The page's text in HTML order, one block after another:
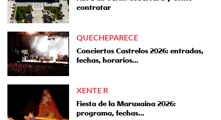
contratar
QUECHEPARECE
Conciertos Castrelos 2026: entradas,
fechas, horarios…
XENTE R
Fiesta de la Maruxaina 2026:
programa, fechas…